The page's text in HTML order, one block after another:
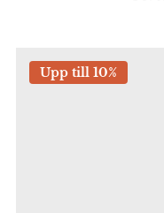
Upp till 10%